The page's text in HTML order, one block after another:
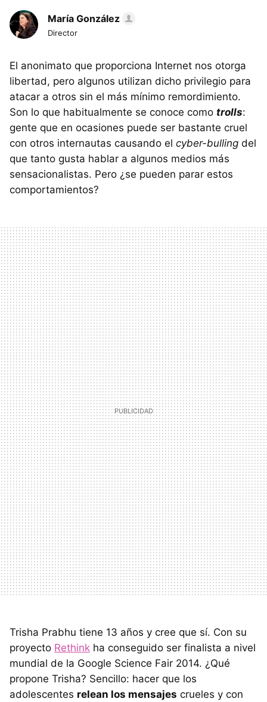
María González
Director
El anonimato que proporciona Internet nos otorga
libertad, pero algunos utilizan dicho privilegio para
atacar a otros sin el más mínimo remordimiento.
Son lo que habitualmente se conoce como trolls:
gente que en ocasiones puede ser bastante cruel
con otros internautas causando el cyber-bulling del
que tanto gusta hablar a algunos medios más
sensacionalistas. Pero ¿se pueden parar estos
comportamientos?
Trisha Prabhu tiene 13 años y cree que sí. Con su
proyecto Rethink ha conseguido ser finalista a nivel
mundial de la Google Science Fair 2014. ¿Qué
propone Trisha? Sencillo: hacer que los
adolescentes relean los mensajes crueles y con